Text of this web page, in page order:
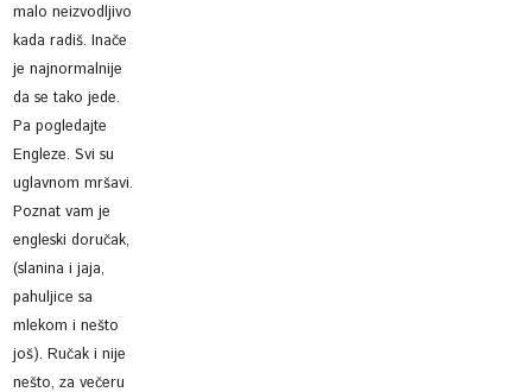
malo neizvodljivo
kada radiš. Inače
je najnormalnije
da se tako jede.
Pa pogledajte
Engleze. Svi su
uglavnom mršavi.
Poznat vam je
engleski doručak,
(slanina i jaja,
pahuljice sa
mlekom i nešto
još). Ručak i nije
nešto, za večeru